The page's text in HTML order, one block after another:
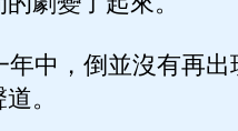
中，倒並沒有再出
。